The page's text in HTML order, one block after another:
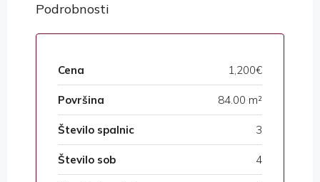
Podrobnosti
Cena 1,200€
Površina 84.00 m²
Število spalnic 3
Število sob 4